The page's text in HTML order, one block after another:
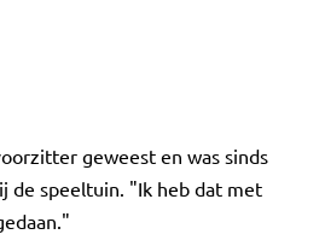
geweest en was sinds
de speeltuin. "Ik heb dat met